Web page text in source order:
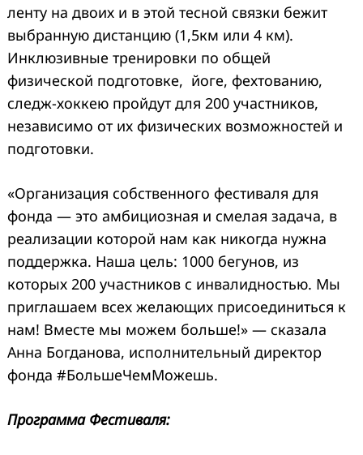
ленту на двоих и в этой тесной связки бежит
выбранную дистанцию (1,5км или 4 км).
Инклюзивные тренировки по общей
физической подготовке, йоге, фехтованию,
следж-хоккею пройдут для 200 участников,
независимо от их физических возможностей и
подготовки.
«Организация собственного фестиваля для
фонда — это амбициозная и смелая задача, в
реализации которой нам как никогда нужна
поддержка. Наша цель: 1000 бегунов, из
которых 200 участников с инвалидностью. Мы
приглашаем всех желающих присоединиться к
нам! Вместе мы можем больше!» — сказала
Анна Богданова, исполнительный директор
фонда #БольшеЧемМожешь.
Программа Фестиваля: